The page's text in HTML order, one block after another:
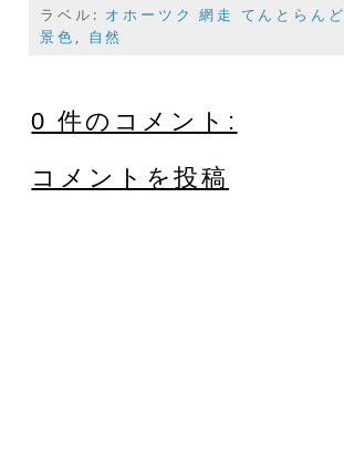
ラベル: オホーツク 網走 てんとらんど
景色 , 自然
0 件のコメント:
コメントを投稿